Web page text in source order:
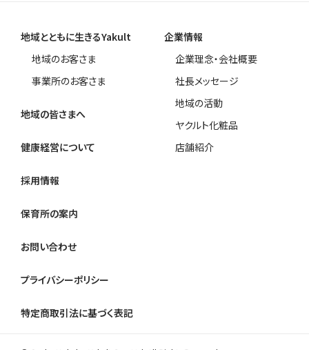
地域とともに生きるYakult
地域のお客さま
事業所のお客さま
地域の皆さまへ
健康経営について
企業情報
企業理念・会社概要
社長メッセージ
地域の活動
ヤクルト化粧品
店舗紹介
採用情報
保育所の案内
お問い合わせ
プライバシーポリシー
特定商取引法に基づく表記